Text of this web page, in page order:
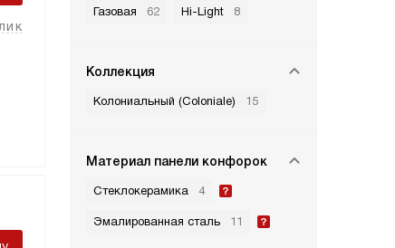
Газовая 62 Hi-Light 8
Коллекция
Колониальный (Coloniale) 15
Материал панели конфорок
Стеклокерамика 4
Эмалированная сталь 11